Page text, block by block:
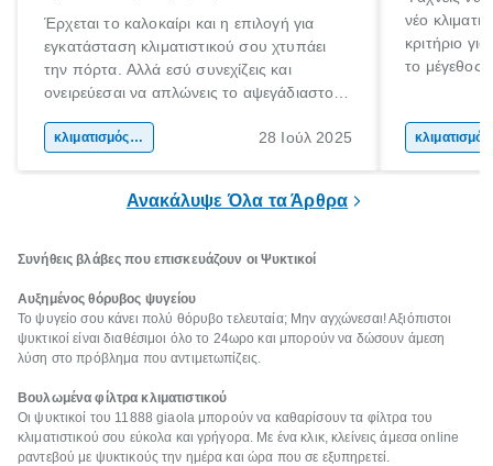
Έρχεται το καλοκαίρι και η επιλογή για
εγκατάσταση κλιματιστικού σου χτυπάει
την πόρτα. Αλλά εσύ συνεχίζεις και
ονειρεύεσαι να απλώνεις το αψεγάδιαστο
όμως τι γίνεται;
κλιματισμός σπιτιού 28 Ιούλ 2025
νέο
κριτήριο
το μέγεθος
μόνο στις
συσκευής.
Ανακάλυψε Όλα τα Άρθρα
Συνήθεις βλάβες που επισκευάζουν οι Ψυκτικοί
Αυξημένος θόρυβος ψυγείου
Το ψυγείο σου κάνει πολύ θόρυβο τελευταία; Μην αγχώνεσαι! Αξιόπιστοι
ψυκτικοί είναι διαθέσιμοι όλο το 24ωρο και μπορούν να δώσουν άμεση
λύση στο πρόβλημα που αντιμετωπίζεις.
Βουλωμένα φίλτρα κλιματιστικού
Οι ψυκτικοί του 11888 giaola μπορούν να καθαρίσουν τα φίλτρα του
κλιματιστικού σου εύκολα και γρήγορα. Με ένα κλικ, κλείνεις άμεσα online
ραντεβού με ψυκτικούς την ημέρα και ώρα που σε εξυπηρετεί.